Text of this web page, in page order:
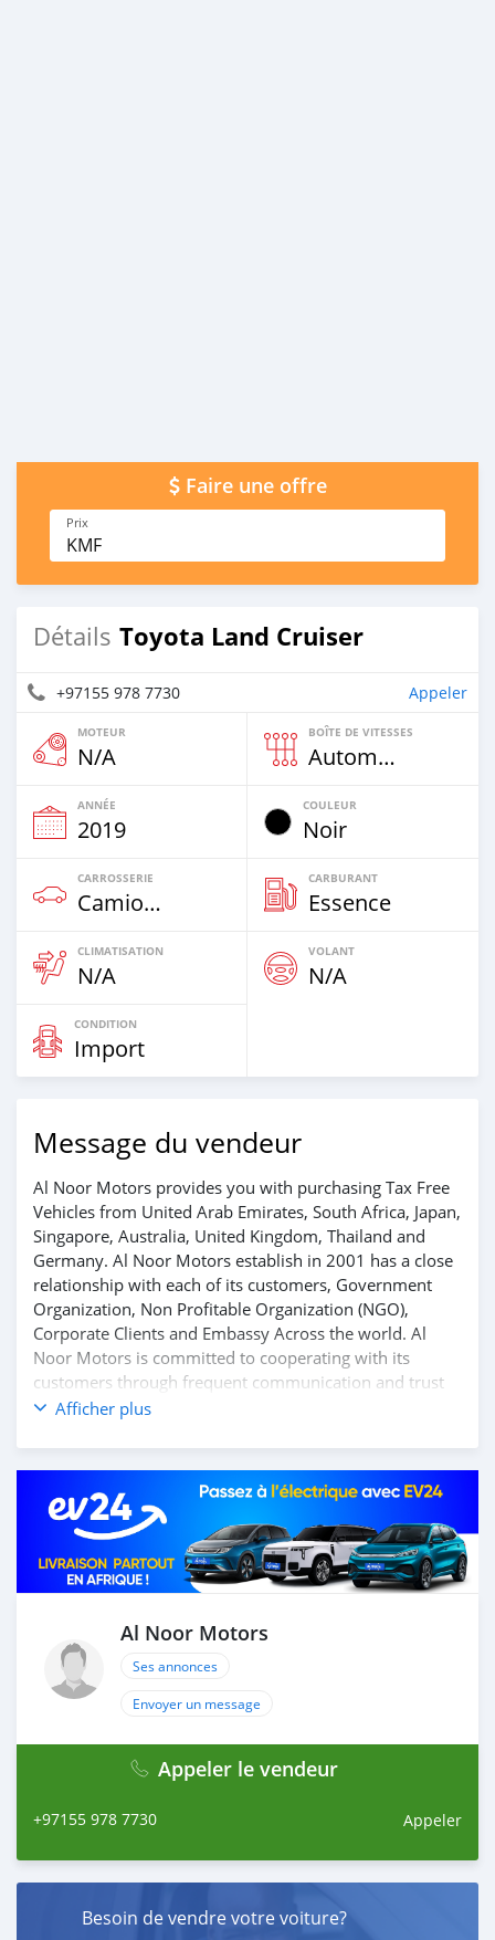
Faire une offre
Prix
KMF
Détails Toyota Land Cruiser
+97155 978 7730 Appeler
MOTEUR
N/A
BOÎTE DE VITESSES
Automatique
ANNÉE
2019
COULEUR
Noir
CARROSSERIE
Camion‒Bus
CARBURANT
Essence
CLIMATISATION
N/A
VOLANT
N/A
CONDITION
Import
Message du vendeur
Al Noor Motors provides you with purchasing Tax Free
Vehicles from United Arab Emirates, South Africa, Japan,
Singapore, Australia, United Kingdom, Thailand and
Germany. Al Noor Motors establish in 2001 has a close
relationship with each of its customers, Government
Organization, Non Profitable Organization (NGO),
Corporate Clients and Embassy Across the world. Al
Noor Motors is committed to cooperating with its
customers through frequent communication and trust
in order to facilitate the completion of a transaction and
Thousands of vehicles are available for the customer to
purchase online from Al Noor Motors inventory. We
have a wide range of cars and you can be assured that
you will find the best quality cars here at a good
bargain. If you wish to visit any of our companies
around globe to purchase directly, FOB or CIF rates can
negotiable and all inquiries are welcome.
SHIPMENT
Afficher plus
Al Noor Motors
Ses annonces
Envoyer un message
Appeler le vendeur
+97155 978 7730 Appeler
Besoin de vendre votre voiture?